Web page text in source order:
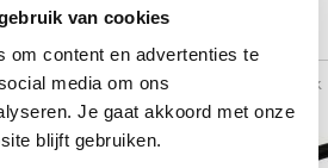
van cookies
om content en advertenties te
media om ons
Je gaat akkoord met onze
blijft gebruiken.
Vergelijk